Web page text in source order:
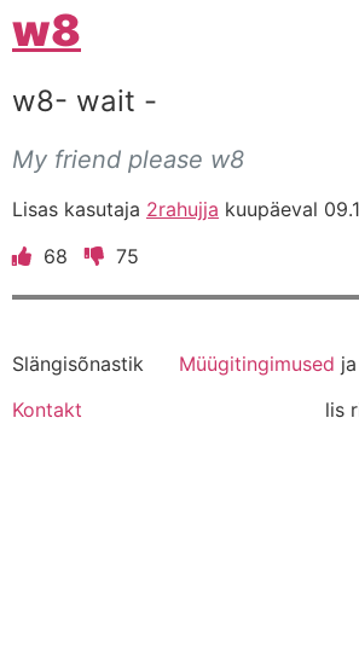
w8
w8- wait -
My friend please w8
Lisas kasutaja 2rahujja kuupäeval
68
75
Slängisõnastik Müügitingimused ja
Kontakt
lis